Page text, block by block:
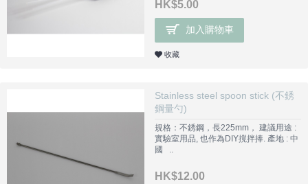
HK$5.00
加入購物車
收藏
Stainless steel spoon stick (不銹
鋼量勺)
規格：不銹鋼，長225mm， 建議用途 :
實驗室用品, 也作為DIY撹拌捧. 產地 : 中
國 ..
HK$12.00